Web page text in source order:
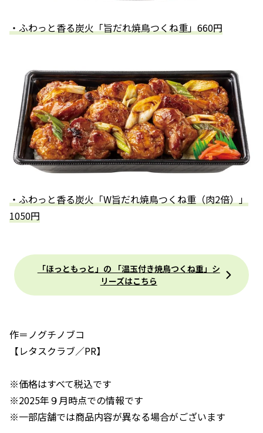
・ふわっと香る炭火「旨だれ焼鳥つくね重」660円
・ふわっと香る炭火「W旨だれ焼鳥つくね重（肉2倍）」
1050円
「ほっともっと」の 「温玉付き焼鳥つくね重」シ
リーズはこちら
作＝ノグチノブコ
【レタスクラブ／PR】
※価格はすべて税込です
※2025年９月時点での情報です
※一部店舗では商品内容が異なる場合がございます